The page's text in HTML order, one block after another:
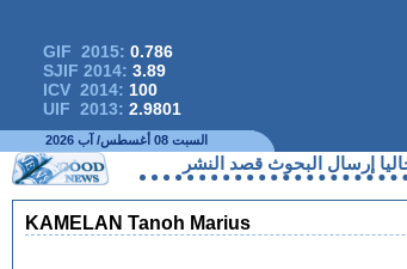
GIF 2015: 0.786
SJIF 2014: 3.89
ICV 2014: 100
UIF 2013: 2.9801
السبت 08 أغسطس/ آب 2026
إرسال البحوث قصد النشر
KAMELAN Tanoh Marius